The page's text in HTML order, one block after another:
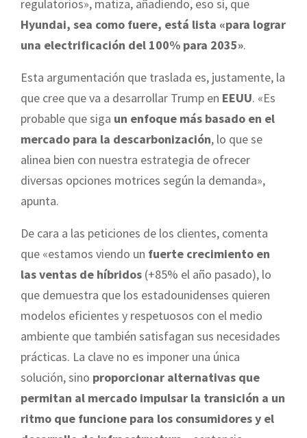
regulatorios», matiza, añadiendo, eso sí, que
Hyundai, sea como fuere, está lista «para lograr
una electrificación del 100% para 2035».
Esta argumentación que traslada es, justamente, la
que cree que va a desarrollar Trump en EEUU. «Es
probable que siga un enfoque más basado en el
mercado para la descarbonización, lo que se
alinea bien con nuestra estrategia de ofrecer
diversas opciones motrices según la demanda»,
apunta.
De cara a las peticiones de los clientes, comenta
que «estamos viendo un fuerte crecimiento en
las ventas de híbridos (+85% el año pasado), lo
que demuestra que los estadounidenses quieren
modelos eficientes y respetuosos con el medio
ambiente que también satisfagan sus necesidades
prácticas. La clave no es imponer una única
solución, sino proporcionar alternativas que
permitan al mercado impulsar la transición a un
ritmo que funcione para los consumidores y el